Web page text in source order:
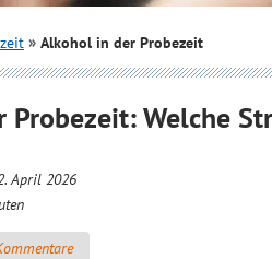
Alkohol in der Probezeit
Welche
April 2026